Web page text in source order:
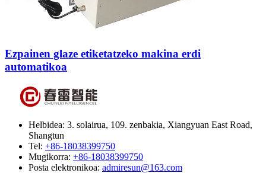
Ezpainen glaze etiketatzeko makina erdi
automatikoa
Helbidea: 3. solairua, 109. zenbakia, Xiangyuan East Road,
Shangtun
Tel: +86-18038399750
Mugikorra: +86-18038399750
Posta elektronikoa: admiresun@163.com